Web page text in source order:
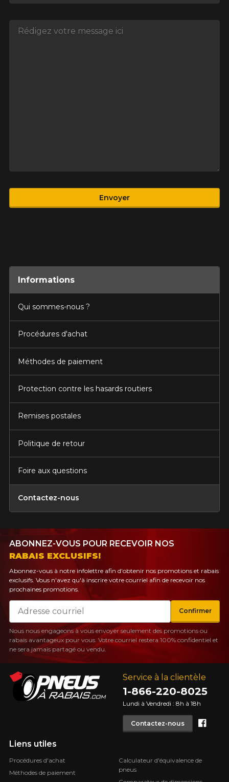
Produit
Envoyer
Informations
Qui sommes-nous ?
Procédures d'achat
Méthodes de paiement
Protection contre les hasards routiers
Remises postales
Politique de retour
Foire aux questions
Contactez-nous
Service à la clientèle
1-866-220-8025
Lundi à Vendredi : 8h à 18h
Contactez-nous
Liens utiles
Procédures d'achat
Méthodes de paiement
Calculateur d'équivalence de
pneus
ABONNEZ-VOUS POUR RECEVOIR NOS
RABAIS EXCLUSIFS!
Abonnez-vous à notre infolettre afin d'obtenir nos promotions et rabais
exclusifs. Vous n'avez qu'à inscrire votre courriel afin de recevoir nos
prochaines promotions.
Courriel
Confirmer
Nous nous engageons à vous envoyer seulement des promotions ou
rabais avantageux pour vous. Votre courriel restera 100% confidentiel et
ne sera jamais partagé ou vendu.